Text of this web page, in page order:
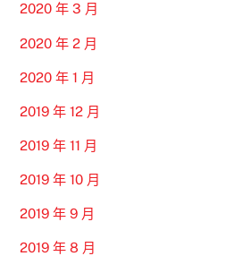
2020 年 3 月
2020 年 2 月
2020 年 1 月
2019 年 12 月
2019 年 11 月
2019 年 10 月
2019 年 9 月
2019 年 8 月